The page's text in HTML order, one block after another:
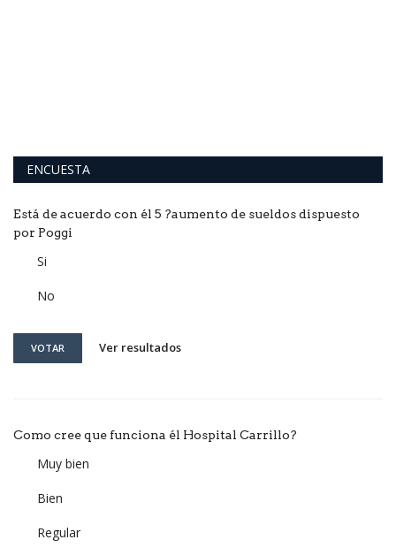
ENCUESTA
Está de acuerdo con él 5 ?aumento de sueldos dispuesto
por Poggi
Si
No
VOTAR Ver resultados
Como cree que funciona él Hospital Carrillo?
Muy bien
Bien
Regular